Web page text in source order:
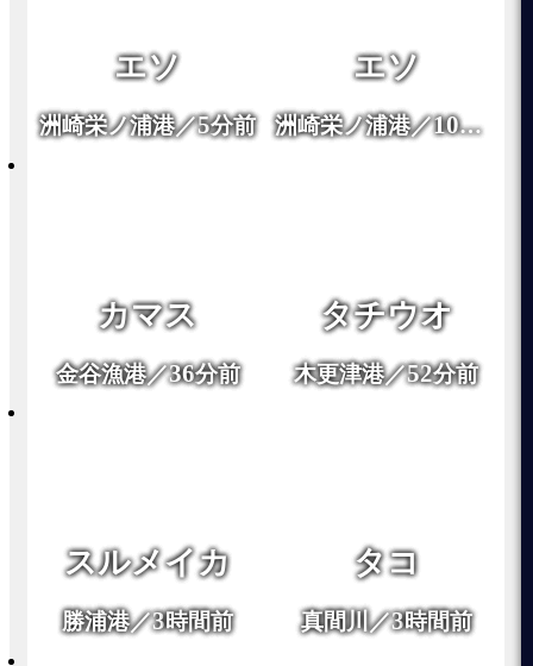
エソ
洲崎栄ノ浦港／5分前
エソ
洲崎栄ノ浦港／10分前
カマス
金谷漁港／36分前
タチウオ
木更津港／52分前
スルメイカ
勝浦港／3時間前
タコ
真間川／3時間前